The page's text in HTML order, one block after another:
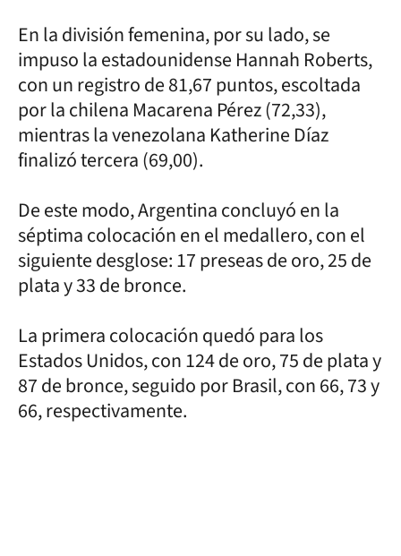
En la división femenina, por su lado, se
impuso la estadounidense Hannah Roberts,
con un registro de 81,67 puntos, escoltada
por la chilena Macarena Pérez (72,33),
mientras la venezolana Katherine Díaz
finalizó tercera (69,00).
De este modo, Argentina concluyó en la
séptima colocación en el medallero, con el
siguiente desglose: 17 preseas de oro, 25 de
plata y 33 de bronce.
La primera colocación quedó para los
Estados Unidos, con 124 de oro, 75 de plata y
87 de bronce, seguido por Brasil, con 66, 73 y
66, respectivamente.